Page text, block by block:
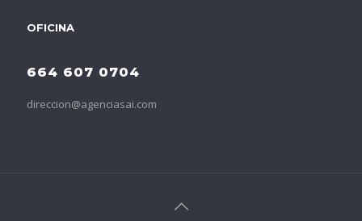
OFICINA
664 607 0704
direccion@agenciasai.com